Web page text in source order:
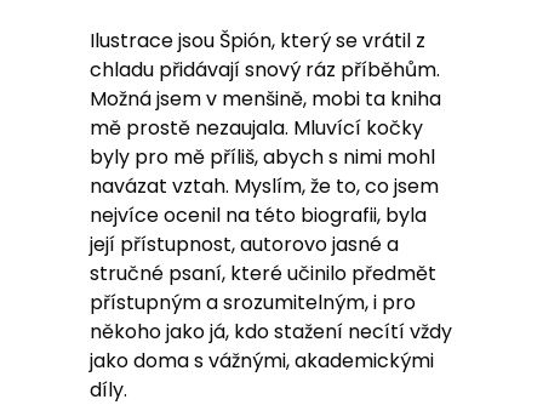
Ilustrace jsou Špión, který se vrátil z
chladu přidávají snový ráz příběhům.
Možná jsem v menšině, mobi ta kniha
mě prostě nezaujala. Mluvící kočky
byly pro mě příliš, abych s nimi mohl
navázat vztah. Myslím, že to, co jsem
nejvíce ocenil na této biografii, byla
její přístupnost, autorovo jasné a
stručné psaní, které učinilo předmět
přístupným a srozumitelným, i pro
někoho jako já, kdo stažení necítí vždy
jako doma s vážnými, akademickými
díly.